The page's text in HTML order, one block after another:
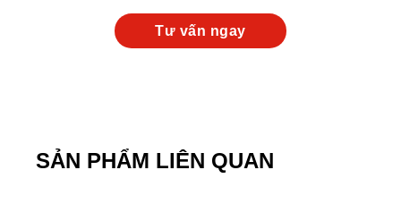
SẢN PHẨM LIÊN QUAN